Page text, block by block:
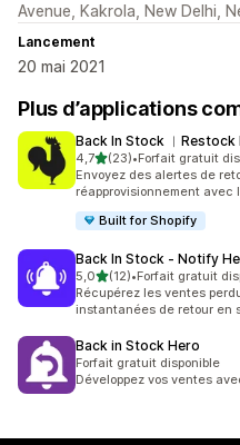
Avenue, Kakrola, New Delhi,
Lancement
20 mai 2021
Plus d’applications
Back In Stock
4,7étoile(s) sur 5
(23)
23 avis au total
•Forfait gratuit
Envoyez des alertes de
réapprovisionnement avec
Built for Shopify
Back In Stock ‑ Notify
5,0étoile(s) sur 5
(12)
12 avis au total
•Forfait gratuit
Récupérez les ventes
instantanées de retour en
Back in Stock Hero
Forfait gratuit disponible
Développez vos ventes